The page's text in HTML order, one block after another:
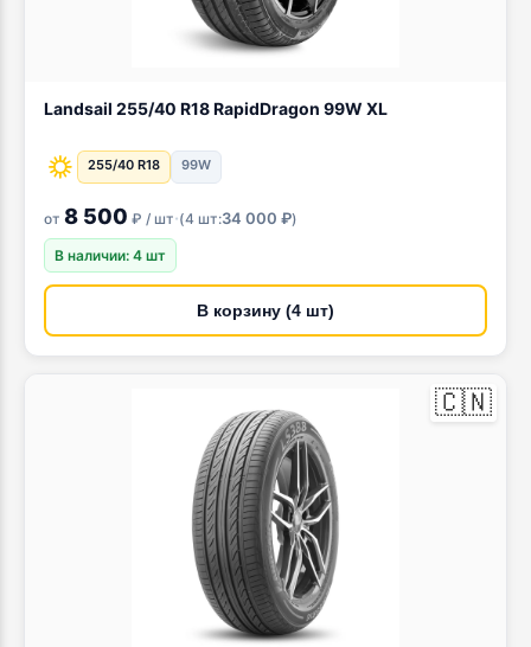
Landsail 255/40 R18 RapidDragon 99W XL
255/40 R18 99W
от 8 500 ₽ / шт·(4 шт:34 000 ₽)
В наличии: 4 шт
В корзину (4 шт)
🇨🇳